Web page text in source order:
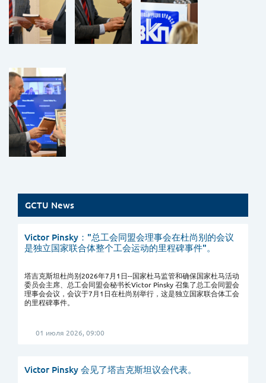
GCTU News
Victor Pinsky："总工会同盟会理事会在杜尚别的会议
是独立国家联合体整个工会运动的里程碑事件"。
塔吉克斯坦杜尚别2026年7月1日--国家杜马监管和确保国家杜马活动
委员会主席、总工会同盟会秘书长Victor Pinsky 召集了总工会同盟会
理事会会议，会议于7月1日在杜尚别举行，这是独立国家联合体工会
的里程碑事件。
01 июля 2026, 09:00
Victor Pinsky 会见了塔吉克斯坦议会代表。